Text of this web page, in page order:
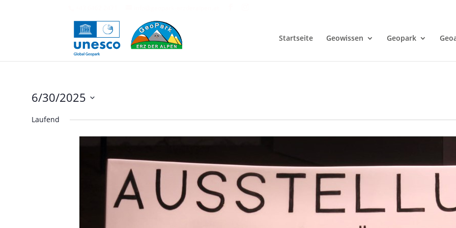
Startseite Geowissen Geopark
6/30/2025
auswählen.
Laufend